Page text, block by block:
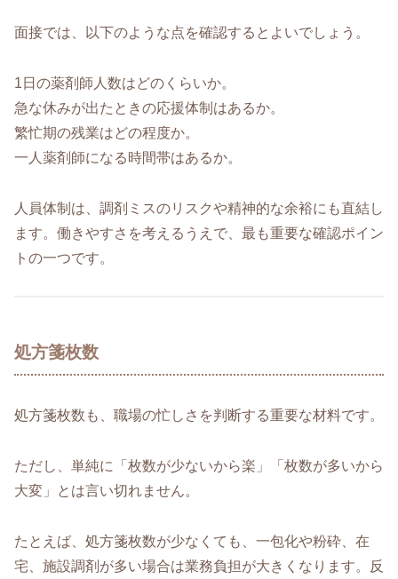
面接では、以下のような点を確認するとよいでしょう。
1日の薬剤師人数はどのくらいか。
急な休みが出たときの応援体制はあるか。
繁忙期の残業はどの程度か。
一人薬剤師になる時間帯はあるか。
人員体制は、調剤ミスのリスクや精神的な余裕にも直結し
ます。働きやすさを考えるうえで、最も重要な確認ポイン
トの一つです。
処方箋枚数
処方箋枚数も、職場の忙しさを判断する重要な材料です。
ただし、単純に「枚数が少ないから楽」「枚数が多いから
大変」とは言い切れません。
たとえば、処方箋枚数が少なくても、一包化や粉砕、在
宅、施設調剤が多い場合は業務負担が大きくなります。反